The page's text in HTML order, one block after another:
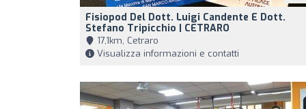
Fisiopod Del Dott. Luigi Candente E Dott.
Stefano Tripicchio | CETRARO
17,1km, Cetraro
Visualizza informazioni e contatti